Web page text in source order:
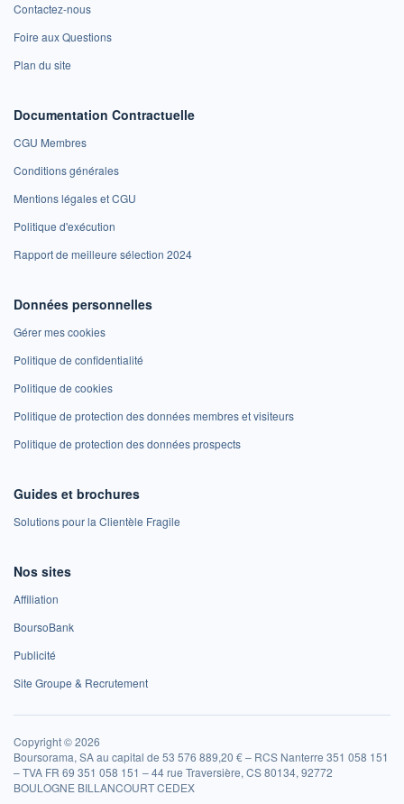
Contactez-nous
Foire aux Questions
Plan du site
Documentation Contractuelle
CGU Membres
Conditions générales
Mentions légales et CGU
Politique d'exécution
Rapport de meilleure sélection 2024
Données personnelles
Gérer mes cookies
Politique de confidentialité
Politique de cookies
Politique de protection des données membres et visiteurs
Politique de protection des données prospects
Guides et brochures
Solutions pour la Clientèle Fragile
Nos sites
Affiliation
BoursoBank
Publicité
Site Groupe & Recrutement
Copyright © 2026
Boursorama, SA au capital de 53 576 889,20 € – RCS Nanterre 351 058 151
– TVA FR 69 351 058 151 – 44 rue Traversière, CS 80134, 92772
BOULOGNE BILLANCOURT CEDEX